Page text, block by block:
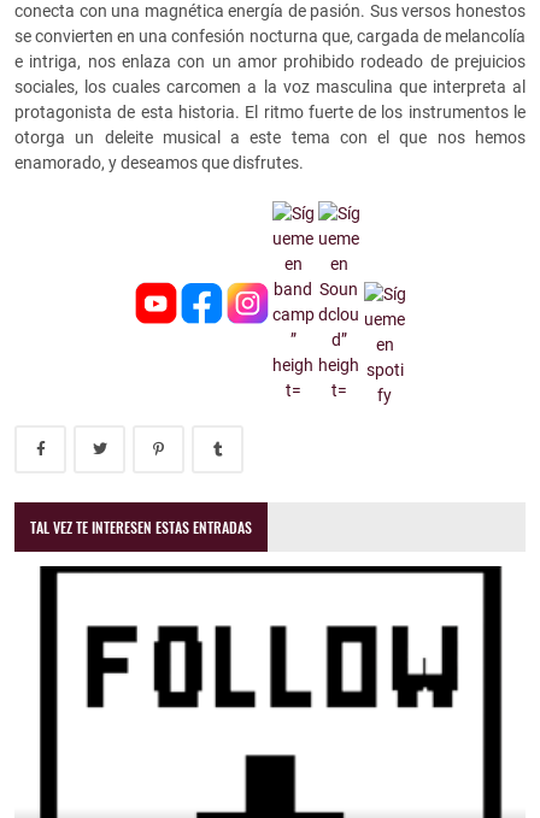
conecta con una magnética energía de pasión. Sus versos honestos
se convierten en una confesión nocturna que, cargada de melancolía
e intriga, nos enlaza con un amor prohibido rodeado de prejuicios
sociales, los cuales carcomen a la voz masculina que interpreta al
protagonista de esta historia. El ritmo fuerte de los instrumentos le
otorga un deleite musical a este tema con el que nos hemos
enamorado, y deseamos que disfrutes.
TAL VEZ TE INTERESEN ESTAS ENTRADAS